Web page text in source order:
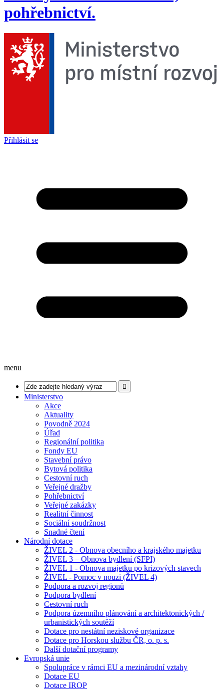
pohřebnictví.
Přihlásit se
menu
Ministerstvo
Akce
Aktuality
Povodně 2024
Úřad
Regionální politika
Fondy EU
Stavební právo
Bytová politika
Cestovní ruch
Veřejné dražby
Pohřebnictví
Veřejné zakázky
Realitní činnost
Sociální soudržnost
Snadné čtení
Národní dotace
ŽIVEL 2 - Obnova obecního a krajského majetku
ŽIVEL 3 – Obnova bydlení (SFPI)
ŽIVEL 1 - Obnova majetku po krizových stavech
ŽIVEL - Pomoc v nouzi (ŽIVEL 4)
Podpora a rozvoj regionů
Podpora bydlení
Cestovní ruch
Podpora územního plánování a architektonických /
urbanistických soutěží
Dotace pro nestátní neziskové organizace
Dotace pro Horskou službu ČR, o. p. s.
Další dotační programy
Evropská unie
Spolupráce v rámci EU a mezinárodní vztahy
Dotace EU
Dotace IROP